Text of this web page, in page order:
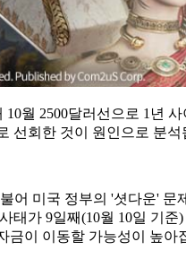
월 2500달러선으로 1년
선회한 것이 원인으로 분석
어 미국 정부의 '셧다운'
태가 9일째(10월 10일 기
금이 이동할 가능성이 높아